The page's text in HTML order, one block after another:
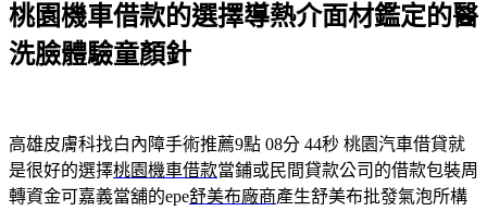
於
桃園機車借款的選擇導熱介面材鑑定的醫
洗臉體驗童顏針
高雄皮膚科找白內障手術推薦9點 08分 44秒 桃園汽車借貸就
是很好的選擇桃園機車借款當鋪或民間貸款公司的借款包裝周
轉資金可嘉義當舖的epe舒美布廠商產生舒美布批發氣泡所構